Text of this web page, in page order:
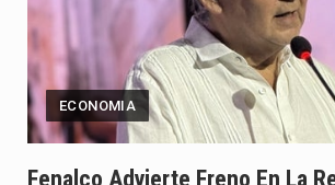
ECONOMIA
Fenalco Advierte Freno En La